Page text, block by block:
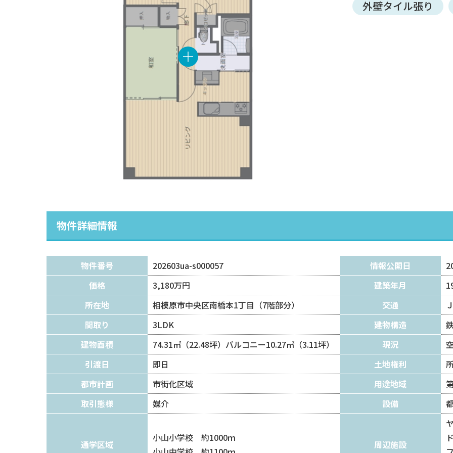
外壁タイル張り
物件詳細情報
物件番号 202603ua-s000057 情報公開日
価格
3,180万円 建築年月
所在地
相模原市中央区南橋本1丁目（7階部分） 交通
間取り
3LDK 建物構造
建物面積
74.31㎡（22.48坪）バルコニー10.27㎡（3.11坪） 現況
引渡日
即日 土地権利
都市計画
市街化区域 用途地域
取引態様
媒介 設備
通学区域
小山小学校 約1000ｍ
周辺施設